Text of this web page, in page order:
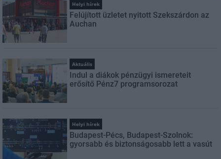
Helyi hírek
Felújított üzletet nyitott Szekszárdon az
Auchan
Aktuális
Indul a diákok pénzügyi ismereteit
erősítő Pénz7 programsorozat
Helyi hírek
Budapest-Pécs, Budapest-Szolnok:
gyorsabb és biztonságosabb lett a vasút